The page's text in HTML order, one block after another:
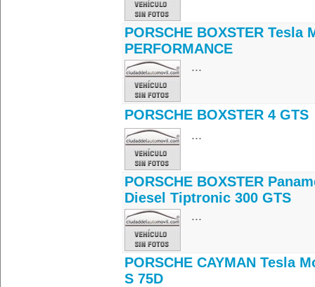
PORSCHE BOXSTER Tesla
PERFORMANCE
...
PORSCHE BOXSTER 4 GTS
...
PORSCHE BOXSTER
Diesel Tiptronic 300 GTS
...
PORSCHE CAYMAN Tesla
S 75D